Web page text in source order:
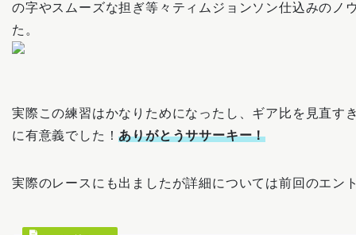
の字やスムーズな担ぎ等々ティムジョンソン仕込みのノ
た。
実際この練習はかなりためになったし、ギア比を見直す
に有意義でした！ありがとうササーキー！
実際のレースにも出ましたが詳細については前回のエン